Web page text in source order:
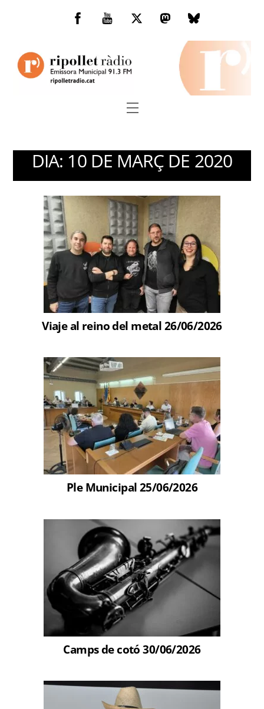
Facebook
You
TwitterMastodonBluesky
Menu
DIA: 10 DE MARÇ DE 2020
Viaje al reino del metal 26/06/2026
Ple Municipal 25/06/2026
Camps de cotó 30/06/2026